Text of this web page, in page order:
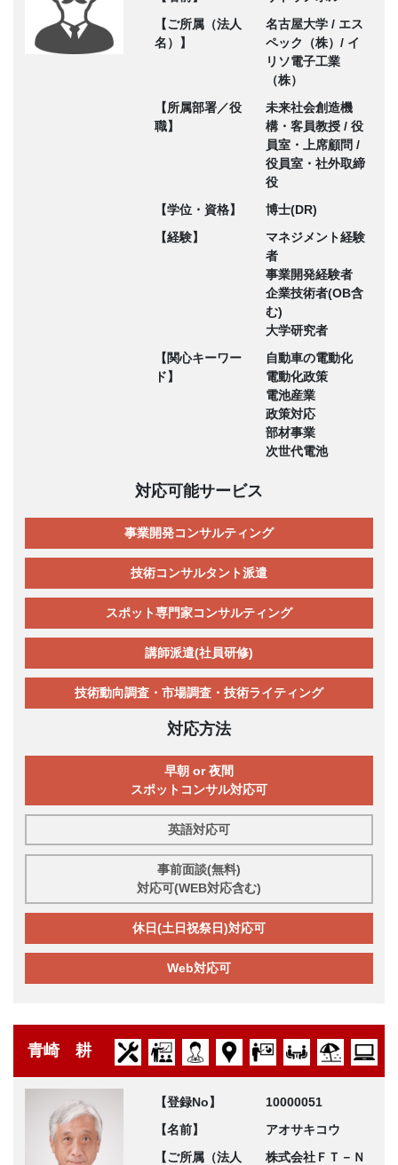
【ご所属（法人
名）】
名古屋大学 / エス
ペック（株）/ イ
リソ電子工業
（株）
【所属部署／役
職】
未来社会創造機
構・客員教授 / 役
員室・上席顧問 /
役員室・社外取締
役
【学位・資格】
博士(DR)
【経験】
マネジメント経験
者
事業開発経験者
企業技術者(OB含
む)
大学研究者
【関心キーワー
ド】
自動車の電動化
電動化政策
電池産業
政策対応
部材事業
次世代電池
対応可能サービス
事業開発コンサルティング
技術コンサルタント派遣
スポット専門家コンサルティング
講師派遣(社員研修)
技術動向調査・市場調査・技術ライティング
対応方法
早朝 or 夜間
スポットコンサル対応可
英語対応可
事前面談(無料)
対応可(WEB対応含む)
休日(土日祝祭日)対応可
Web対応可
青崎 耕
【登録No】
10000051
【名前】
アオサキコウ
【ご所属（法人
株式会社ＦＴ－Ｎ